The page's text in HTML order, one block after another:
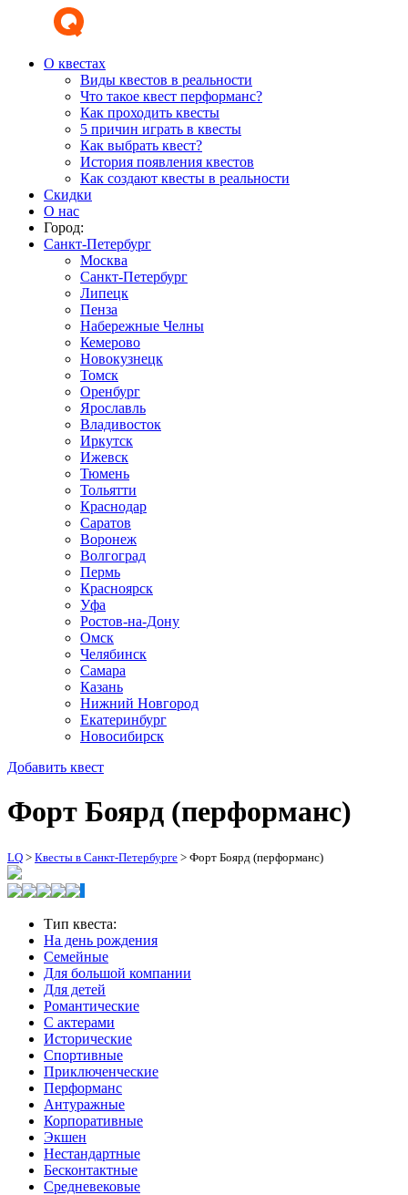
О квестах
Виды квестов в реальности
Что такое квест перформанс?
Как проходить квесты
5 причин играть в квесты
Как выбрать квест?
История появления квестов
Как создают квесты в реальности
Скидки
О нас
Город:
Санкт-Петербург
Москва
Санкт-Петербург
Липецк
Пенза
Набережные Челны
Кемерово
Новокузнецк
Томск
Оренбург
Ярославль
Владивосток
Иркутск
Ижевск
Тюмень
Тольятти
Краснодар
Саратов
Воронеж
Волгоград
Пермь
Красноярск
Уфа
Ростов-на-Дону
Омск
Челябинск
Самара
Казань
Нижний Новгород
Екатеринбург
Новосибирск
Добавить квест
Форт Боярд (перформанс)
LQ > Квесты в Санкт-Петербурге > Форт Боярд (перформанс)
Тип квеста:
На день рождения
Семейные
Для большой компании
Для детей
Романтические
С актерами
Исторические
Спортивные
Приключенческие
Перформанс
Антуражные
Корпоративные
Экшен
Нестандартные
Бесконтактные
Средневековые